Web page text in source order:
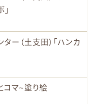
ー（土支田）「ハンカ
マ~塗り絵